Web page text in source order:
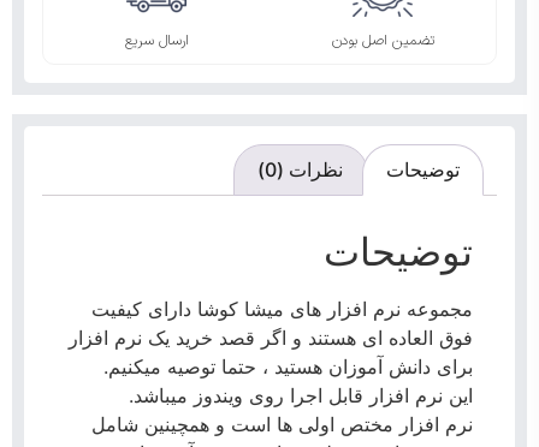
تضمین اصل بودن ارسال سریع
توضیحات نظرات (0)
توضیحات
مجموعه نرم افزار های میشا کوشا دارای کیفیت
فوق العاده ای هستند و اگر قصد خرید یک نرم افزار
برای دانش آموزان هستید ، حتما توصیه میکنیم.
این نرم افزار قابل اجرا روی ویندوز میباشد.
نرم افزار مختص اولی ها است و همچینین شامل